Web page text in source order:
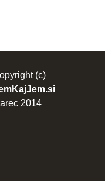
(c)
2014